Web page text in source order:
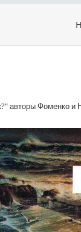
авторы Фоменко и